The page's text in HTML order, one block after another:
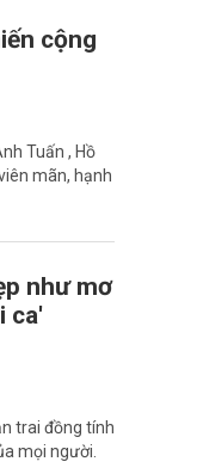
cộng
Tuấn , Hồ
mãn, hạnh
như mơ
ca'
trai đồng tính
mọi người.